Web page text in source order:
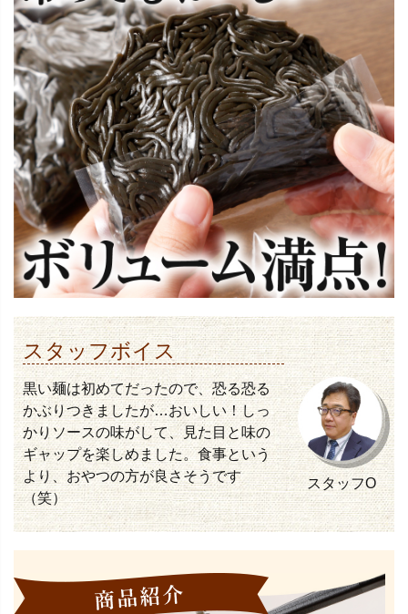
スタッフボイス
黒い麺は初めてだったので、恐る恐る
かぶりつきましたが…おいしい！しっ
かりソースの味がして、見た目と味の
ギャップを楽しめました。食事という
より、おやつの方が良さそうです
（笑）
スタッフO